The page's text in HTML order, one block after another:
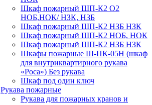
Шкаф пожарный ШП-К2 О2
НОБ,НОК/ НЗК, НЗБ
Шкаф пожарный ШП-К2 НЗБ НЗК
Шкаф пожарный ШП-К2 НОБ, НОК
Шкаф пожарный ШП-К2 НЗБ НЗК
Шкафы пожарные Ш-ПК-05Н (шкаф
для внутриквартирного рукава
«Роса») Без рукава
Шкаф под один ключ
Рукава пожарные
Рукава для пожарных кранов и